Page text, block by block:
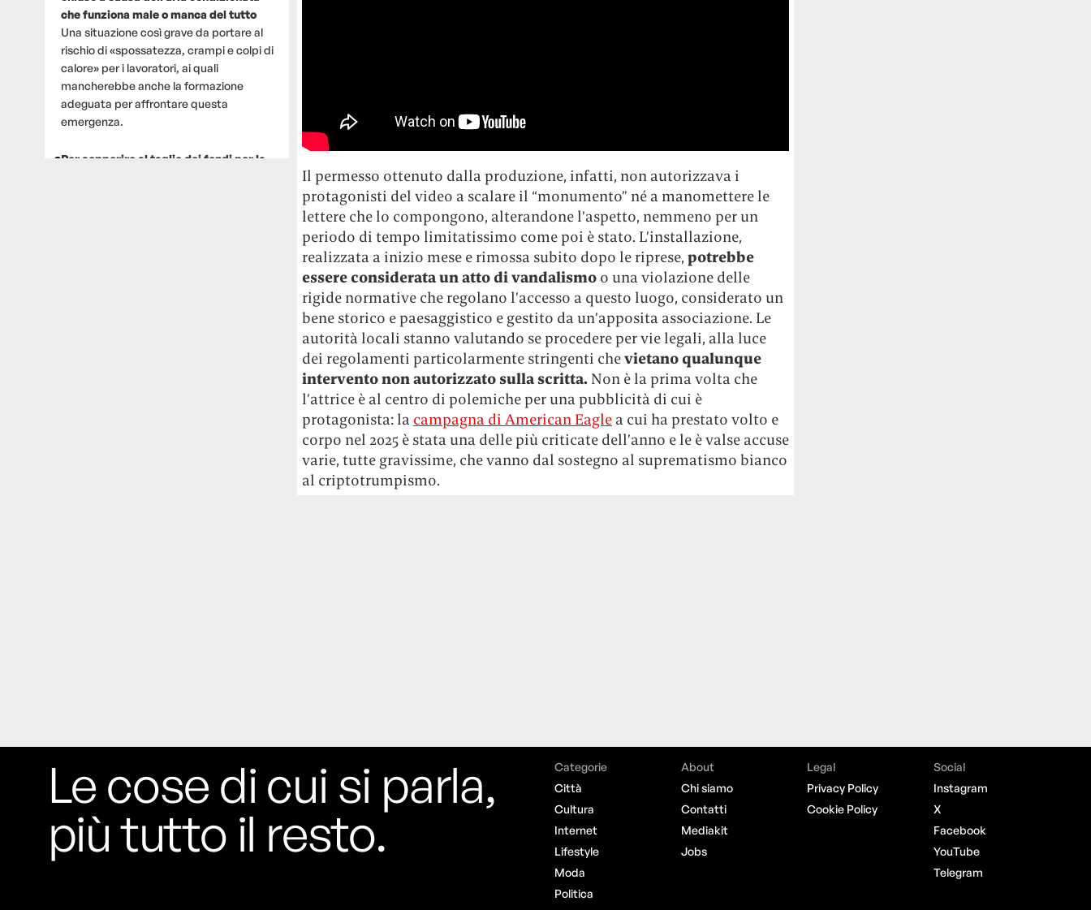
che funziona male o manca del tutto
Una situazione così grave da portare al
rischio di «spossatezza, crampi e colpi di
calore» per i lavoratori, ai quali
mancherebbe anche la formazione
adeguata per affrontare questa
emergenza.
Per sopperire al taglio dei fondi per la
consecutive in livestream su YouTube
per completare il suo nuovo mixtape
Lo
ha fatto insieme al collettivo LATIN
MAFIA, registrato tutto a Città del
Messico e intitolato (didascalicamente
Il permesso ottenuto dalla produzione, infatti, non autorizzava i
protagonisti del video a scalare il “monumento” né a manomettere le
lettere che lo compongono, alterandone l’aspetto, nemmeno per un
periodo di tempo limitatissimo come poi è stato. L’installazione,
realizzata a inizio mese e rimossa subito dopo le riprese, potrebbe
essere considerata un atto di vandalismoo una violazione delle
rigide normative che regolano l’accesso a questo luogo, considerato un
bene storico e paesaggistico e gestito da un’apposita associazione. Le
autorità locali stanno valutando se procedere per vie legali, alla luce
dei regolamenti particolarmente stringenti chevietano qualunque
intervento non autorizzato sulla scritta.Non è la prima volta che
l’attrice è al centro di polemiche per una pubblicità di cui è
protagonista: la campagna di American Eaglea cui ha prestato volto e
corpo nel 2025 è stata una delle più criticate dell’anno e le è valse accuse
varie, tutte gravissime, che vanno dal sostegno al suprematismo bianco
al criptotrumpismo.
Le cose di cui si parla,
più tutto il resto.
Categorie
Città
Cultura
Internet
Lifestyle
Moda
Politica
About
Chi siamo
Contatti
Mediakit
Jobs
Legal
Privacy Policy
Cookie Policy
Social
Instagram
X
Facebook
YouTube
Telegram